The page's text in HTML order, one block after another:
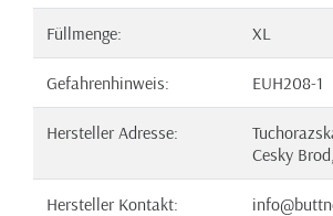
Füllmenge: XL
Gefahrenhinweis: EUH208-1
Hersteller Adresse:
Cesky
Hersteller Kontakt: